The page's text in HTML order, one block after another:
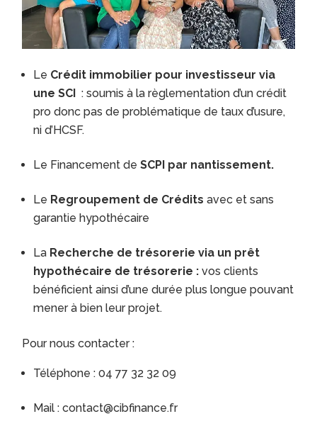
Le Crédit immobilier pour investisseur via
une SCI : soumis à la règlementation d’un crédit
pro donc pas de problématique de taux d’usure,
ni d’HCSF.
Le Financement deSCPI par nantissement.
Le Regroupement de Créditsavec et sans
garantie hypothécaire
La Recherche de trésorerie via un prêt
hypothécaire de trésorerie :vos clients
bénéficient ainsi d’une durée plus longue pouvant
mener à bien leur projet.
Pour nous contacter :
Téléphone : 04 77 32 32 09
Mail : contact@cibfinance.fr